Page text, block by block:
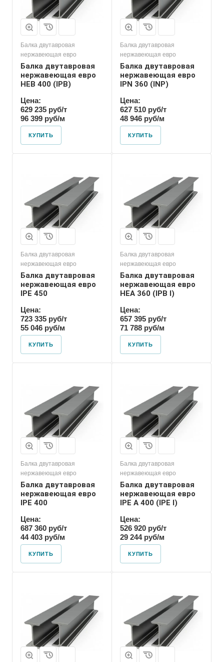
Балка двутавровая
нержавеющая евро
Балка двутавровая
нержавеющая евро
HEB 400 (IPB)
Цена:
629 235 руб/т
96 399 руб/м
КУПИТЬ
Балка двутавровая
нержавеющая евро
Балка двутавровая
нержавеющая евро
IPN 360 (INP)
Цена:
627 510 руб/т
48 946 руб/м
КУПИТЬ
Балка двутавровая
нержавеющая евро
Балка двутавровая
нержавеющая евро
IPE 450
Цена:
723 335 руб/т
55 046 руб/м
КУПИТЬ
Балка двутавровая
нержавеющая евро
Балка двутавровая
нержавеющая евро
HEA 360 (IPB l)
Цена:
657 395 руб/т
71 788 руб/м
КУПИТЬ
Балка двутавровая
нержавеющая евро
Балка двутавровая
нержавеющая евро
IPE 400
Цена:
687 360 руб/т
44 403 руб/м
КУПИТЬ
Балка двутавровая
нержавеющая евро
Балка двутавровая
нержавеющая евро
IPE A 400 (IPE l)
Цена:
526 920 руб/т
29 244 руб/м
КУПИТЬ